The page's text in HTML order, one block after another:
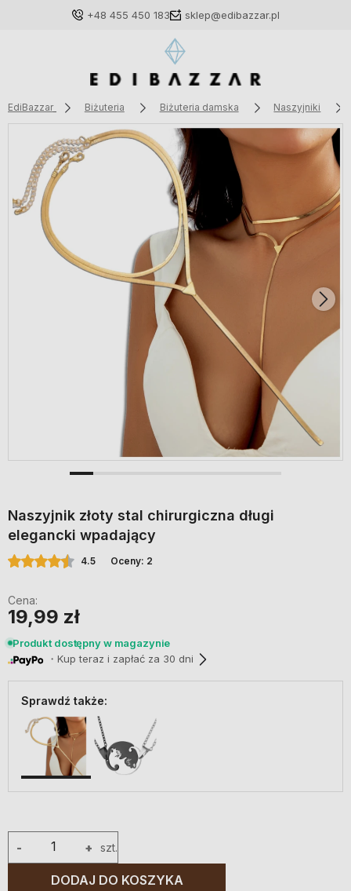
+48 455 450 183 sklep@edibazzar.pl
Zaloguj się
Załóż konto
Wybierz coś dla siebie z naszej aktualnej oferty lub
zaloguj się, aby przywrócić dodane produkty do listy
z poprzedniej sesji.
EdiBazzar Biżuteria Biżuteria damska Naszyjniki
Naszyjnik złoty stal chirurgiczna długi
elegancki wpadający
4.5 Oceny: 2
Cena:
19,99 zł
Produkt dostępny w magazynie
・Kup teraz i zapłać za 30 dni
Sprawdź także:
+
- szt.
DODAJ DO KOSZYKA